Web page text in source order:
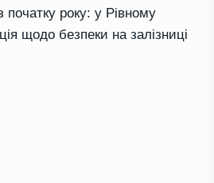
початку року: у Рівному
щодо безпеки на залізниці